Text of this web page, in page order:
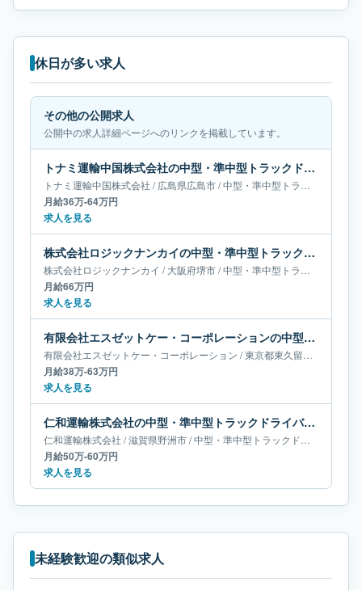
休日が多い求人
その他の公開求人
公開中の求人詳細ページへのリンクを掲載しています。
トナミ運輸中国株式会社の中型・準中型トラックドライバー求人｜広島県広島市｜月給36万-64万円
トナミ運輸中国株式会社 /広島県広島市/中型・準中型トラックドライバー
月給36万-64万円
求人を見る
株式会社ロジックナンカイの中型・準中型トラックドライバー求人｜大阪府堺市｜月給66万円
株式会社ロジックナンカイ /大阪府堺市/中型・準中型トラックドライバー
月給66万円
求人を見る
有限会社エスゼットケー・コーポレーションの中型・準中型トラックドライバー求人｜東京都東久留米市｜月給38万-63万円
有限会社エスゼットケー・コーポレーション /東京都東久留米市
月給38万-63万円
求人を見る
仁和運輸株式会社の中型・準中型トラックドライバー求人｜滋賀県野洲市｜月給50万-60万円
仁和運輸株式会社 /滋賀県野洲市/中型・準中型トラックドライバー
月給50万-60万円
求人を見る
未経験歓迎の類似求人